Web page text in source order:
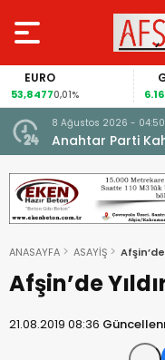
EURO
53,84770,01%
8 Ağustos 2026 - 04:50
Anahtar Parti
Afşin Teşkilatı
ANASAYFA ASAYİŞ
Afşin’de
21.08.2019 08:36